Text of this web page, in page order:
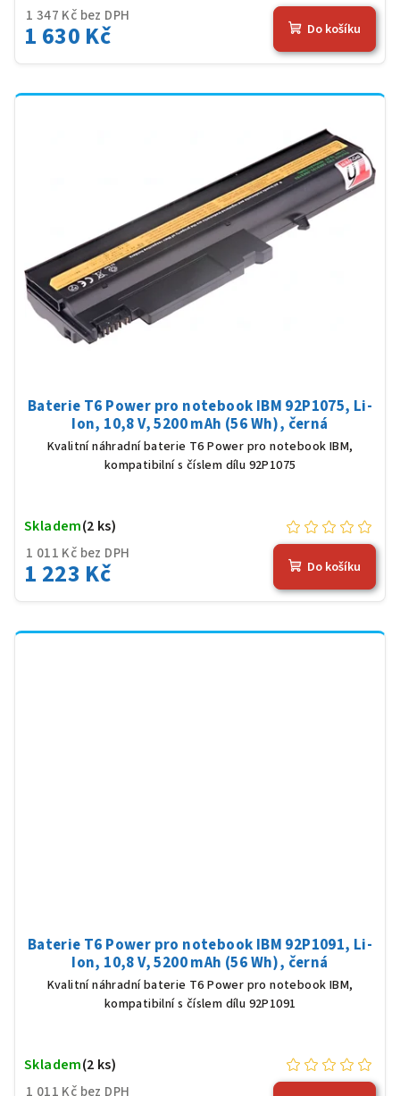
1 347 Kč bez DPH
1 630 Kč Do košíku
Baterie T6 Power pro notebook IBM 92P1075, Li-
Ion, 10,8 V, 5200 mAh (56 Wh), černá
Kvalitní náhradní baterie T6 Power pro notebook IBM,
kompatibilní s číslem dílu 92P1075
1 011 Kč bez DPH
1 223 Kč
Skladem(2 ks)
Do košíku
Baterie T6 Power pro notebook IBM 92P1091, Li-
Ion, 10,8 V, 5200 mAh (56 Wh), černá
Kvalitní náhradní baterie T6 Power pro notebook IBM,
kompatibilní s číslem dílu 92P1091
1 011 Kč bez DPH
Skladem(2 ks)